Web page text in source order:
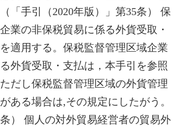
「手引（2020年版）」第35条） 保
業の非保税貿易に係る外貨受取・
適用する。保税監督管理区域企業
外貨受取・支払は，本手引を参照
だし保税監督管理区域の外貨管理
ある場合は,その規定にしたがう。
条） 個人の対外貿易経営者の貿易外